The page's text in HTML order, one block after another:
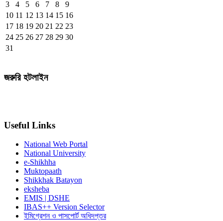
3
4 5 6 7 8
9
10 11 12 13 14 15 16
17 18 19 20 21 22 23
24 25 26 27 28 29 30
31
জরুরি হটলাইন
Useful Links
National Web Portal
National University
e-Shikhha
Muktopaath
Shikkhak Batayon
eksheba
EMIS | DSHE
IBAS++ Version Selector
ইমিগ্রেশন ও পাসপোর্ট অধিদপ্তর